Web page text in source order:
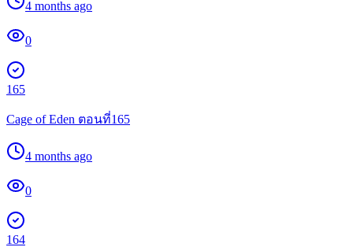
4 months ago
0
165
Cage of Eden ตอนที่165
4 months ago
0
164